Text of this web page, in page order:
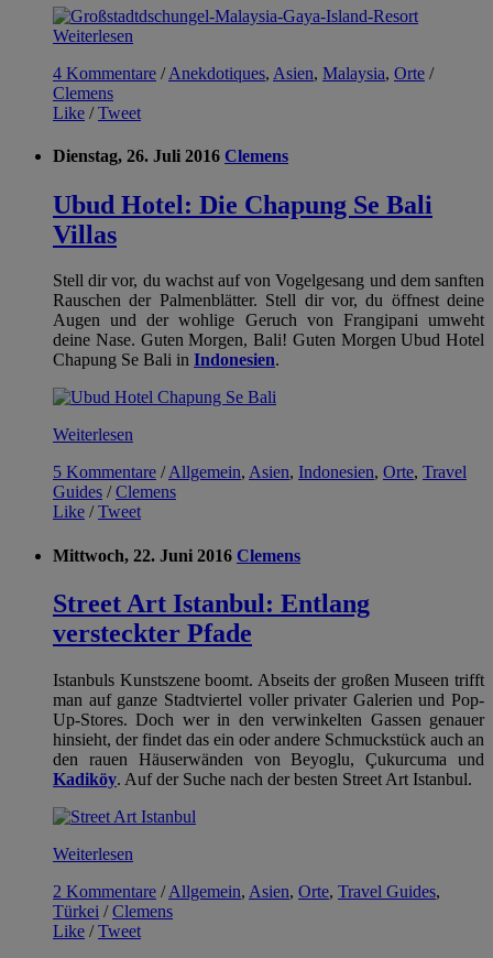
Weiterlesen
4 Kommentare /Anekdotiques, Asien, Malaysia, Orte /
Clemens
Like /Tweet
Dienstag, 26. Juli 2016 Clemens
Ubud Hotel: Die Chapung Se Bali
Villas
Stell dir vor, du wachst auf von Vogelgesang und dem sanften
Rauschen der Palmenblätter. Stell dir vor, du öffnest deine
Augen und der wohlige Geruch von Frangipani umweht
deine Nase. Guten Morgen, Bali! Guten Morgen Ubud Hotel
Chapung Se Bali in Indonesien.
Weiterlesen
5 Kommentare /Allgemein, Asien, Indonesien, Orte, Travel
Guides /Clemens
Like /Tweet
Mittwoch, 22. Juni 2016 Clemens
Street Art Istanbul: Entlang
versteckter Pfade
Istanbuls Kunstszene boomt. Abseits der großen Museen trifft
man auf ganze Stadtviertel voller privater Galerien und Pop-
Up-Stores. Doch wer in den verwinkelten Gassen genauer
hinsieht, der findet das ein oder andere Schmuckstück auch an
den rauen Häuserwänden von Beyoglu, Çukurcuma und
Kadiköy. Auf der Suche nach der besten Street Art Istanbul.
Weiterlesen
2 Kommentare /Allgemein, Asien, Orte, Travel Guides,
Türkei /Clemens
Like /Tweet